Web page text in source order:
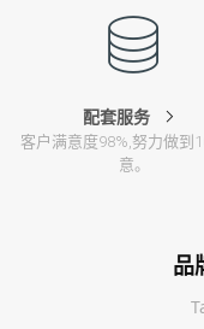
配套服务
客户满意度98%,努力做到
意。
品